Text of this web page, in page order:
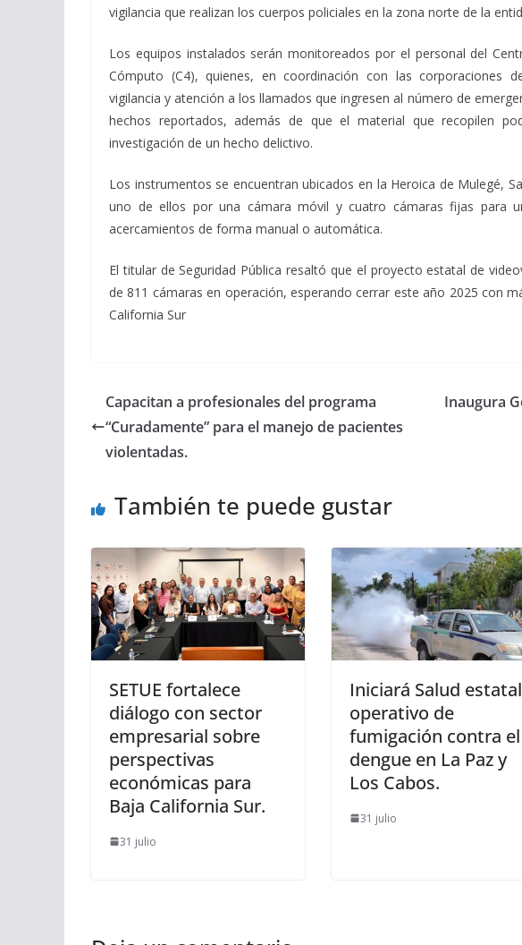
vigilancia que realizan los cuerpos policiales en la zona norte de la
Los equipos instalados serán monitoreados por el personal del
Cómputo (C4), quienes, en coordinación con las corporaciones
vigilancia y atención a los llamados que ingresen al número de
hechos reportados, además de que el material que recopilen
investigación de un hecho delictivo.
Los instrumentos se encuentran ubicados en la Heroica de Mulegé,
uno de ellos por una cámara móvil y cuatro cámaras fijas para
acercamientos de forma manual o automática.
El titular de Seguridad Pública resaltó que el proyecto estatal de
de 811 cámaras en operación, esperando cerrar este año 2025 con
California Sur
Capacitan a profesionales del programa
“Curadamente” para el manejo de pacientes
violentadas.
Inaugura
También te puede gustar
SETUE fortalece
diálogo con sector
empresarial sobre
perspectivas
económicas para
Baja California Sur.
31 julio
Iniciará Salud estatal
operativo de
fumigación contra el
dengue en La Paz y
Los Cabos.
31 julio